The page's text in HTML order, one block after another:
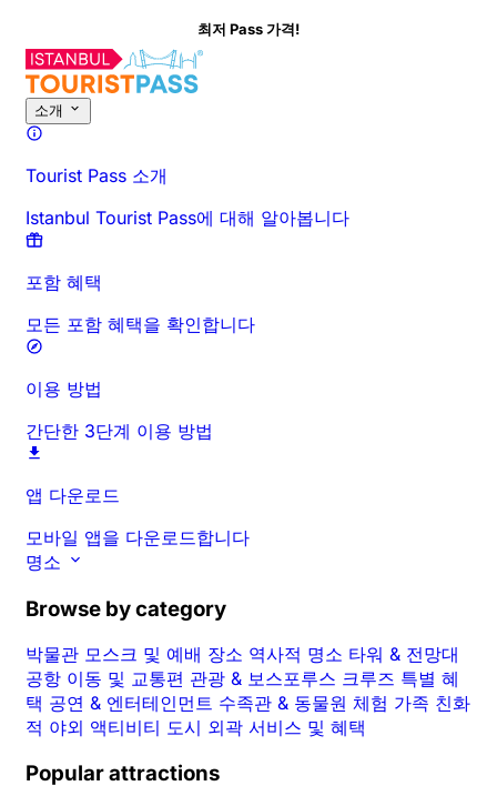
최저 Pass 가격!
소개
Tourist Pass 소개
Istanbul Tourist Pass에 대해 알아봅니다
포함 혜택
모든 포함 혜택을 확인합니다
이용 방법
간단한 3단계 이용 방법
앱 다운로드
모바일 앱을 다운로드합니다
명소
Browse by category
박물관 모스크 및 예배 장소 역사적 명소 타워 & 전망대
공항 이동 및 교통편 관광 & 보스포루스 크루즈 특별 혜
택 공연 & 엔터테인먼트 수족관 & 동물원 체험 가족 친화
적 야외 액티비티 도시 외곽 서비스 및 혜택
Popular attractions
시간 및 소요 시간 상세 정보